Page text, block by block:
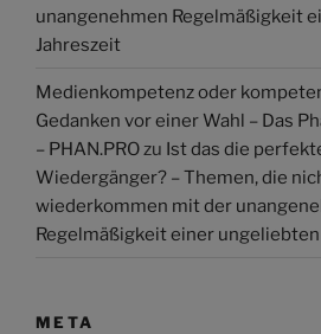
unangenehmen Regelmäßigkeit
Jahreszeit
Medienkompetenz oder
Gedanken vor einer Wahl – Das
– PHAN.PRO zu Ist das die
Wiedergänger? – Themen, die
wiederkommen mit der
Regelmäßigkeit einer
META